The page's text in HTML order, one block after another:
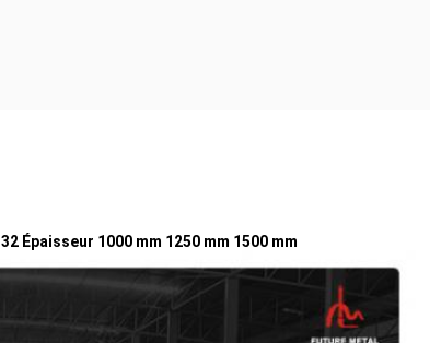
Épaisseur 1000 mm 1250 mm 1500 mm